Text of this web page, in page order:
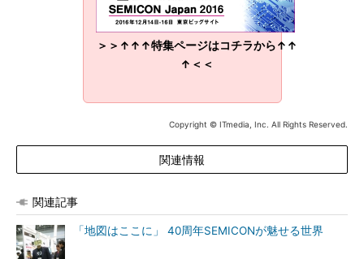
＞＞↑↑↑特集ページはコチラから↑↑
↑＜＜
Copyright © ITmedia, Inc. All Rights Reserved.
関連情報
関連記事
「地図はここに」 40周年SEMICONが魅せる世界